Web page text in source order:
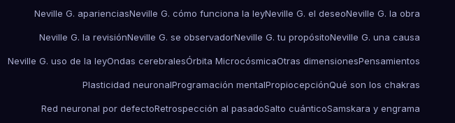
Neville G. aparienciasNeville G. cómo funciona la leyNeville G. el deseoNeville G. la obra
Neville G. la revisiónNeville G. se observadorNeville G. tu propósitoNeville G. una causa
Neville G. uso de la leyOndas cerebralesÓrbita MicrocósmicaOtras dimensionesPensamientos
Plasticidad neuronalProgramación mentalPropiocepciónQué son los chakras
Red neuronal por defectoRetrospección al pasadoSalto cuánticoSamskara y engrama